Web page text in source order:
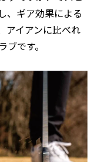
、ギア効果による
アイアンに比べれ
です。